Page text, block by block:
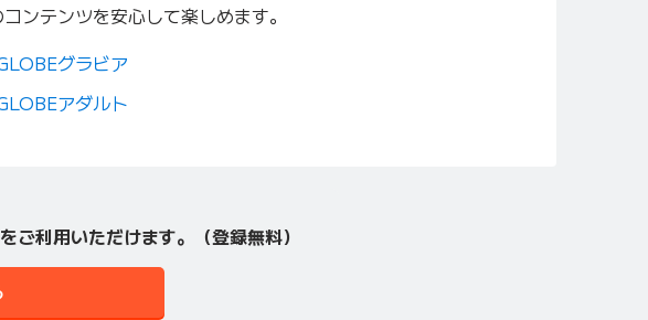
ンテンツを安心して楽しめます。
グラビア
アダルト
利用いただけます。（登録無料）